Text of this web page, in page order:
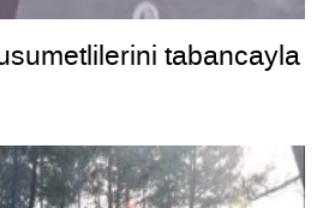
tabancayla